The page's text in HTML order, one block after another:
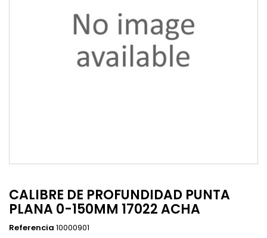
CALIBRE DE PROFUNDIDAD PUNTA
PLANA 0-150MM 17022 ACHA
Referencia 10000901